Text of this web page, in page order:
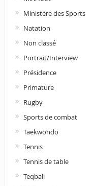
Ministère des Sports
Natation
Non classé
Portrait/Interview
Présidence
Primature
Rugby
Sports de combat
Taekwondo
Tennis
Tennis de table
Teqball